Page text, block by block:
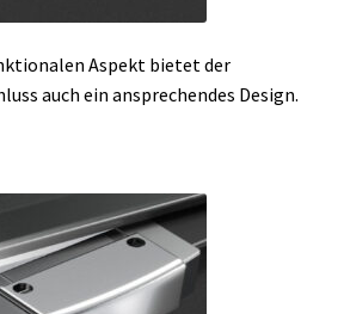
Aspekt bietet der
auch ein ansprechendes Design.